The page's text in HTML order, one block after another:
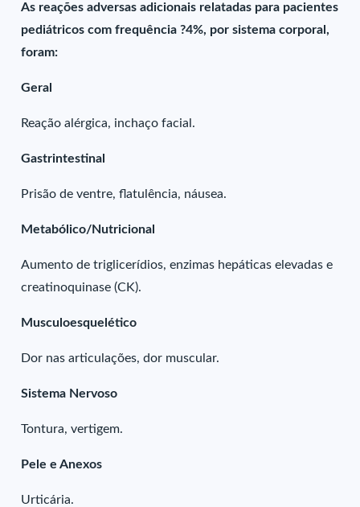
As reações adversas adicionais relatadas para pacientes
pediátricos com frequência ?4%, por sistema corporal,
foram:
Geral
Reação alérgica, inchaço facial.
Gastrintestinal
Prisão de ventre, flatulência, náusea.
Metabólico/Nutricional
Aumento de triglicerídios, enzimas hepáticas elevadas e
creatinoquinase (CK).
Musculoesquelético
Dor nas articulações, dor muscular.
Sistema Nervoso
Tontura, vertigem.
Pele e Anexos
Urticária.